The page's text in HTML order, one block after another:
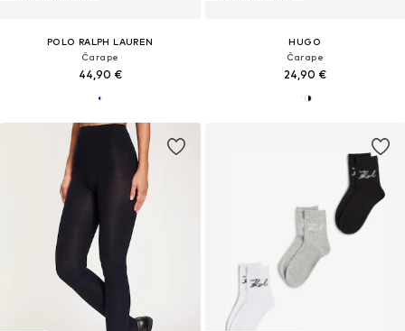
POLO RALPH LAUREN
Čarape
44,90 €
HUGO
Čarape
24,90 €